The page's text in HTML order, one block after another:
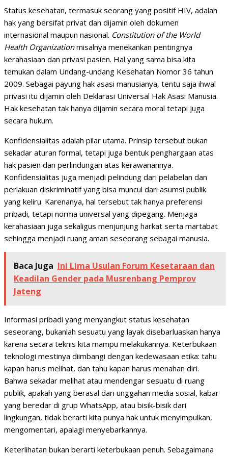
Status kesehatan, termasuk seorang yang positif HIV, adalah
hak yang bersifat privat dan dijamin oleh dokumen
internasional maupun nasional. Constitution of the World
Health Organizationmisalnya menekankan pentingnya
kerahasiaan dan privasi pasien. Hal yang sama bisa kita
temukan dalam Undang-undang Kesehatan Nomor 36 tahun
2009. Sebagai payung hak asasi manusianya, tentu saja ihwal
privasi itu dijamin oleh Deklarasi Universal Hak Asasi Manusia.
Hak kesehatan tak hanya dijamin secara moral tetapi juga
secara hukum.
Konfidensialitas adalah pilar utama. Prinsip tersebut bukan
sekadar aturan formal, tetapi juga bentuk penghargaan atas
hak pasien dan perlindungan atas kerawanannya.
Konfidensialitas juga menjadi pelindung dari pelabelan dan
perlakuan diskriminatif yang bisa muncul dari asumsi publik
yang keliru. Karenanya, hal tersebut tak hanya preferensi
pribadi, tetapi norma universal yang dipegang. Menjaga
kerahasiaan juga sekaligus menjunjung harkat serta martabat
sehingga menjadi ruang aman seseorang sebagai manusia.
Baca Juga Ini Lima Usulan Forum Kesetaraan dan
Keadilan Gender pada Musrenbang Pemprov
Jateng
Informasi pribadi yang menyangkut status kesehatan
seseorang, bukanlah sesuatu yang layak disebarluaskan hanya
karena secara teknis kita mampu melakukannya. Keterbukaan
teknologi mestinya diimbangi dengan kedewasaan etika: tahu
kapan harus melihat, dan tahu kapan harus menahan diri.
Bahwa sekadar melihat atau mendengar sesuatu di ruang
publik, apakah yang berasal dari unggahan media sosial, kabar
yang beredar di grup WhatsApp, atau bisik-bisik dari
lingkungan, tidak berarti kita punya hak untuk menyimpulkan,
mengomentari, apalagi menyebarkannya.
Keterlihatan bukan berarti keterbukaan penuh. Sebagaimana